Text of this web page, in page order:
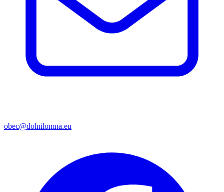
obec@dolnilomna.eu